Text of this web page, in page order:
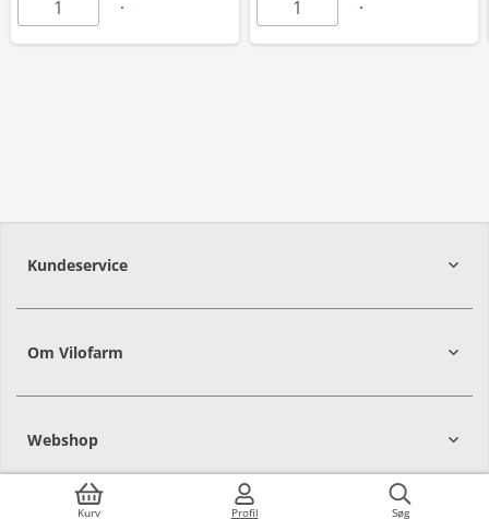
Kurv Profil Søg
Kundeservice
Om Vilofarm
Webshop